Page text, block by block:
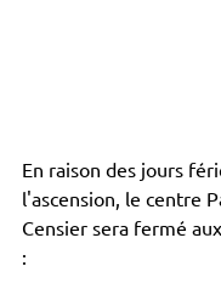
En raison des jours
l'ascension, le centre
Censier sera fermé
: